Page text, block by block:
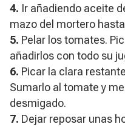
4. Ir añadiendo aceite
mazo del mortero
5. Pelar los tomates.
añadirlos con todo su
6. Picar la clara
Sumarlo al tomate y
desmigado.
7. Dejar reposar unas